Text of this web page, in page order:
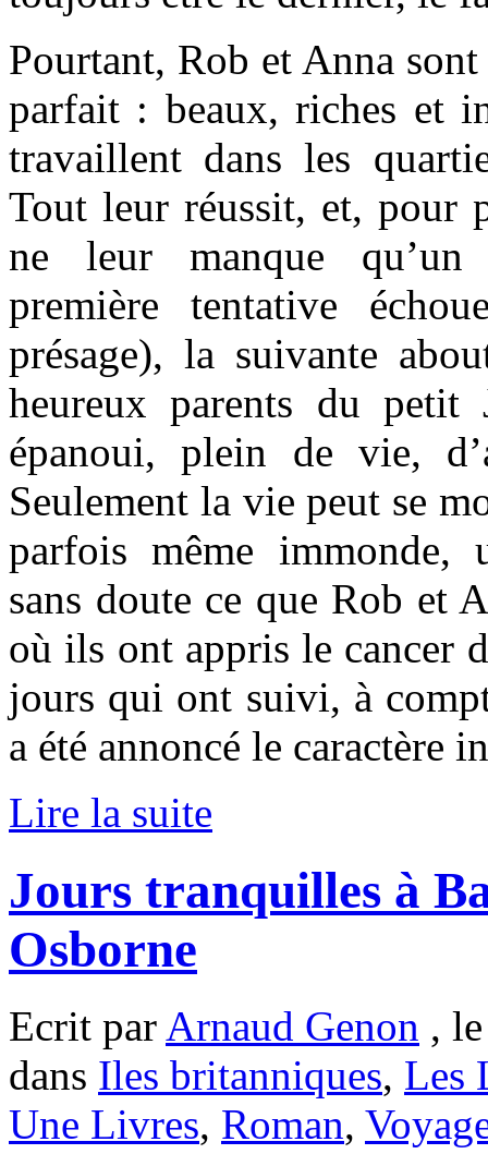
Pourtant, Rob et Anna
parfait : beaux, riches et
travaillent dans les
Tout leur réussit, et, pour
ne leur manque qu’un
première tentative
présage), la suivante
heureux parents du petit
épanoui, plein de vie,
Seulement la vie peut se
parfois même immonde,
sans doute ce que Rob et
où ils ont appris le cancer
jours qui ont suivi, à
a été annoncé le caractère
Lire la suite
Jours tranquilles à
Osborne
Ecrit par Arnaud Genon ,
dans Iles britanniques, Les
Une Livres, Roman,